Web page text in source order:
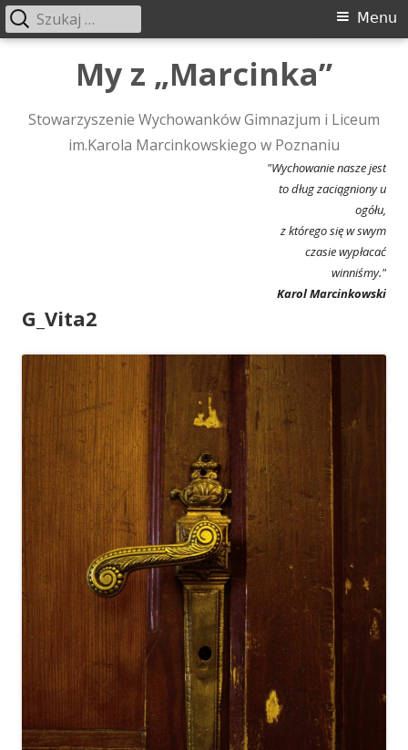
My z „Marcinka”
Stowarzyszenie Wychowanków Gimnazjum i Liceum
im.Karola Marcinkowskiego w Poznaniu
"Wychowanie nasze jest
to dług zaciągniony u
ogółu,
z którego się w swym
czasie wypłacać
winniśmy."
Karol Marcinkowski
Menu
główne
Menu
Szukaj:
G_Vita2